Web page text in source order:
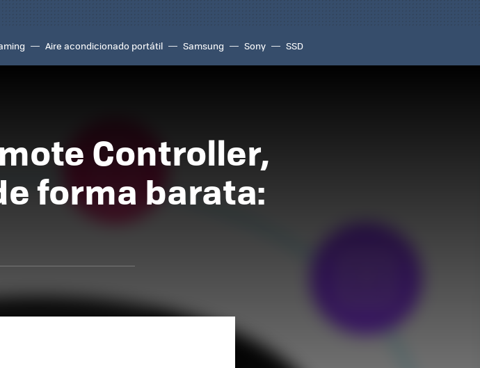
Aire acondicionado portátil Samsung Sony SSD
Controller,
forma barata: